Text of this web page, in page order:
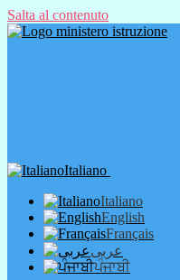
Salta al contenuto
Italiano
Italiano
English
Français
عربى
ਪੰਜਾਬੀ